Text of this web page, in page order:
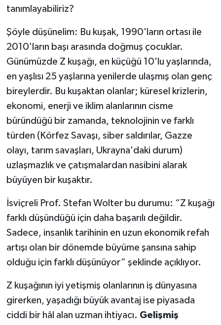
tanımlayabiliriz?
Şöyle düşünelim: Bu kuşak, 1990'ların ortası ile
2010'ların başı arasında doğmuş çocuklar.
Günümüzde Z kuşağı, en küçüğü 10'lu yaşlarında,
en yaşlısı 25 yaşlarına yenilerde ulaşmış olan genç
bireylerdir. Bu kuşaktan olanlar; küresel krizlerin,
ekonomi, enerji ve iklim alanlarının cisme
büründüğü bir zamanda, teknolojinin ve farklı
türden (Körfez Savaşı, siber saldırılar, Gazze
olayı, tarım savaşları, Ukrayna'daki durum)
uzlaşmazlık ve çatışmalardan nasibini alarak
büyüyen bir kuşaktır.
İsviçreli Prof. Stefan Wolter bu durumu: “Z kuşağı
farklı düşündüğü için daha başarılı değildir.
Sadece, insanlık tarihinin en uzun ekonomik refah
artışı olan bir dönemde büyüme şansına sahip
olduğu için farklı düşünüyor” şeklinde açıklıyor.
Z kuşağının iyi yetişmiş olanlarının iş dünyasına
girerken, yaşadığı büyük avantaj ise piyasada
ciddi bir hâl alan uzman ihtiyacı. Gelişmiş